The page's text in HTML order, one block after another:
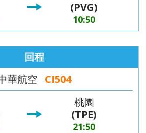
【星宇
航空、
台中出
發】
風情八
動車版
）【東
方航
空、台
中直飛
無自
費）
【澳門
航空、
發】
(PVG)
10:50
回程
華航空
CI504
桃園
(TPE)
21:50